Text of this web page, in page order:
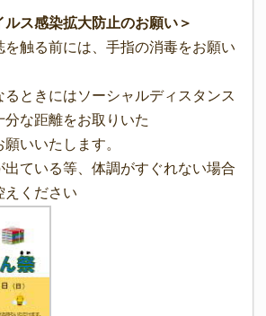
ルス感染拡大防止のお願い＞
を触る前には、手指の消毒をお願い
るときにはソーシャルディスタンス
分な距離をお取りいた
いいたします。
出ている等、体調がすぐれない場合
えください